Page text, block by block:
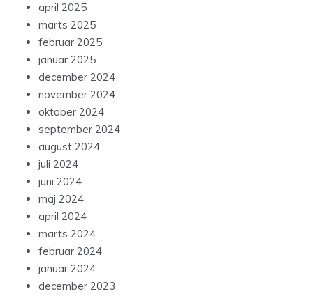
april 2025
marts 2025
februar 2025
januar 2025
december 2024
november 2024
oktober 2024
september 2024
august 2024
juli 2024
juni 2024
maj 2024
april 2024
marts 2024
februar 2024
januar 2024
december 2023